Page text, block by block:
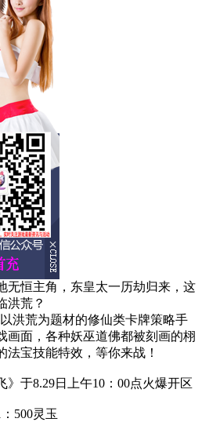
无恒主角，东皇太一历劫归来，这
洪荒？
洪荒为题材的修仙类卡牌策略手
画面，各种妖巫道佛都被刻画的栩
法宝技能特效，等你来战！
》于8.29日上午10：00点火爆开区
500灵玉